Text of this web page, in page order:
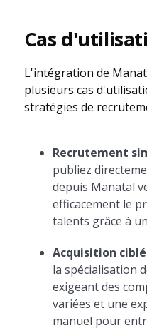
Cas
L'intégration de
plusieurs cas
stratégies de
Recrutement
publiez
depuis Manatal
efficacement le
talents grâce à
Acquisition
la spécialisation
exigeant des
variées et une
manuel pour